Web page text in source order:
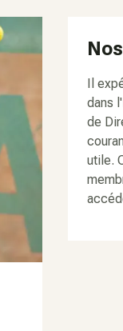
Il
dans
de
utile.